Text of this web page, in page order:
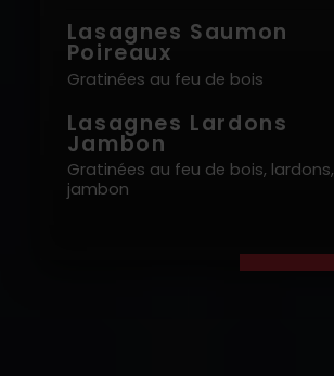
Lasagnes Saumon
Poireaux
Gratinées au feu de bois
Lasagnes Lardons
Jambon
Gratinées au feu de bois, lardons,
jambon